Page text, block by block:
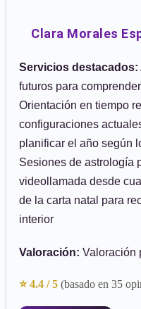
Clara Morales
Servicios destacados:
futuros para
Orientación en tiempo
configuraciones
planificar el año según
Sesiones de astrología
videollamada desde
de la carta natal para
interior
Valoración: Valoración
⭐ 4.4 / 5 (basado en 35